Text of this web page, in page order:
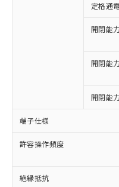
定格通
開閉能
開閉能
開閉能
端子仕様
許容操作頻度
絶縁抵抗
以下の条件をお
ご利用ください。
商品の当
(税抜)を提
当社制御
本サービ
ことをご了
在庫状況
記載して
タに基づ
覧された
対応予定なし：
非含有に非対応
調査・確認中：
非含有の対応状
非該当品：ライ
害物質有無と関
仕入先様の事情
いたものが、含
むを得ず変更す
ミウム(Cd) 100ppm以
※1 中国
「○」：最大均
基準値以下であ
「×」：最大均
基準値を超えて
「－」：未確認
い合わせください
*中国RoHS10物質の
Pb(鉛) :1000ppm、
当社は、こ
為替およ
（以下｢規
または国
国政府の